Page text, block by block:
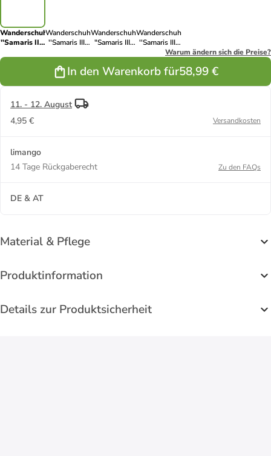
Wanderschuhe
''Samaris III''
Wanderschuhe
''Samaris III''
Wanderschuhe
"Samaris III"
Wanderschuhe
''Samaris III''
Warum ändern sich die Preise?
In den Warenkorb für58,99 €
11. - 12. August
4,95 €
Versandkosten
limango
14 Tage Rückgaberecht
Zu den FAQs
DE & AT
Material & Pflege
Produktinformation
Details zur Produktsicherheit